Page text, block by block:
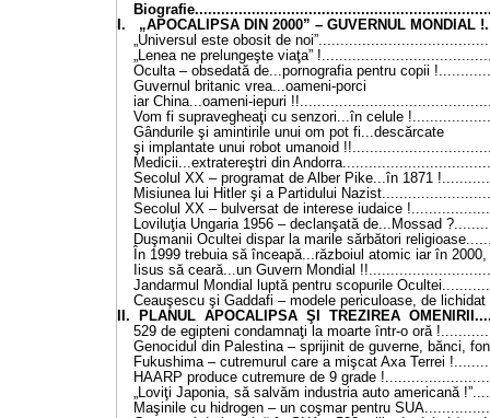
I. „APOCALIPSA DIN 2000” – GUVERNUL MONDIAL
„Universul este obosit de
„Lenea ne prelungeşte viaţa”
Oculta – obsedată de...pornografia pentru copii
Guvernul britanic vrea...oameni-porci
iar China...oameni-iepuri
Vom fi supravegheaţi cu senzori...în celule
Gândurile şi amintirile unui om pot fi...descărcate
şi implantate unui robot umanoid
Medicii...extratereştri din
Secolul XX – programat de Alber Pike...în 1871
Misiunea lui Hitler şi a Partidului
Secolul XX – bulversat de interese iudaice
Loviluţia Ungaria 1956 – declanşată de...Mossad
Duşmanii Ocultei dispar la marile sărbători
În 1999 trebuia să înceapă...războiul atomic iar în 2000,
Iisus să ceară...un Guvern Mondial
Jandarmul Mondial luptă pentru scopurile
Ceauşescu şi Gaddafi – modele periculoase, de
II. PLANUL APOCALIPSA ŞI TREZIREA
529 de egipteni condamnaţi la moarte într-o oră
Genocidul din Palestina – sprijinit de guverne, bănci,
Fukushima – cutremurul care a mişcat Axa Terrei
HAARP produce cutremure de 9 grade
„Loviţi Japonia, să salvăm industria auto americană
Maşinile cu hidrogen – un coşmar pentru